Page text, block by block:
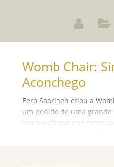
Womb Chair:
Aconchego
Eero Saarinen criou a
um pedido de uma grande
“uma poltrona que fosse